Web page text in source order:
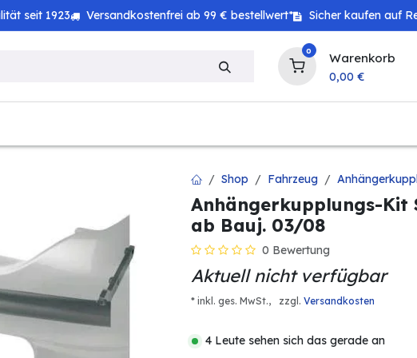
seit 1923 Versandkostenfrei ab 99 € bestellwert* Sicher kaufen auf
0 Warenkorb
0,00 €
Shop Fahrzeug
Anhängerkupplungs-Kit
ab Bauj. 03/08
0 Bewertung
Aktuell nicht verfügbar
* inkl. ges. MwSt., zzgl. Versandkosten
4 Leute sehen sich das gerade an